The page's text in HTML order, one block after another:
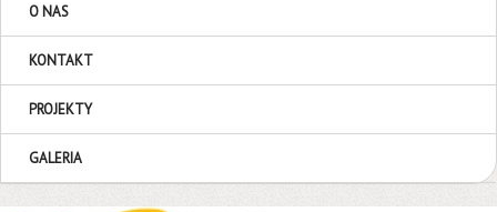
O NAS
KONTAKT
PROJEKTY
GALERIA